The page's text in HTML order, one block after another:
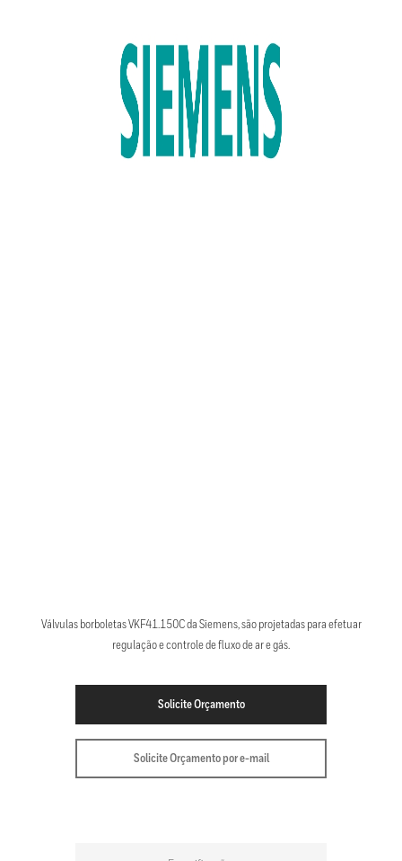
Válvulas borboletas VKF41.150C da Siemens, são projetadas para efetuar
regulação e controle de fluxo de ar e gás.
Solicite Orçamento
Solicite Orçamento por e-mail